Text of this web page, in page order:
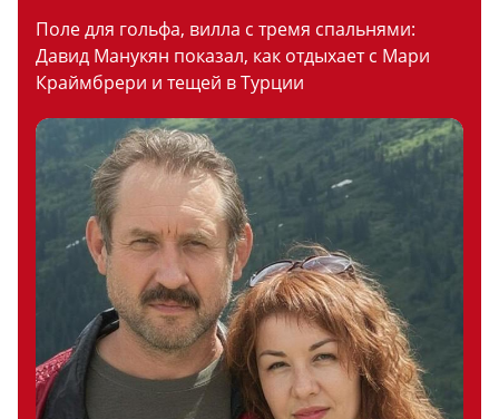
Поле для гольфа, вилла с тремя спальнями:
Давид Манукян показал, как отдыхает с Мари
Краймбрери и тещей в Турции